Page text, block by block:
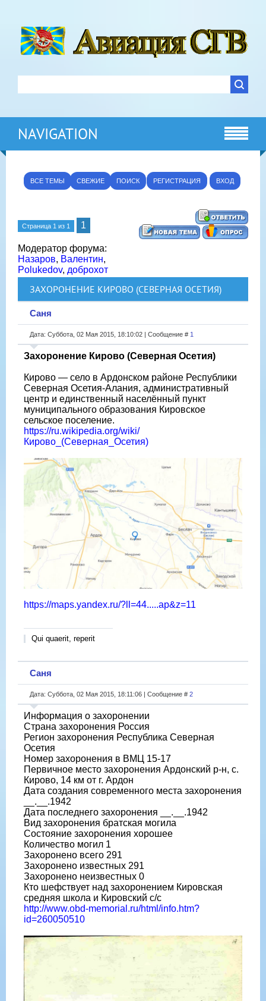
NAVIGATION
ВСЕ ТЕМЫ СВЕЖИЕ ПОИСК РЕГИСТРАЦИЯ ВХОД
Страница 1 из 1 1
Модератор форума:
Назаров, Валентин,
Polukedov, доброхот
ЗАХОРОНЕНИЕ КИРОВО (СЕВЕРНАЯ ОСЕТИЯ)
Саня
Дата: Суббота, 02 Мая 2015, 18:10:02 | Сообщение # 1
Захоронение Кирово (Северная Осетия)
Кирово — село в Ардонском районе Республики
Северная Осетия-Алания, административный
центр и единственный населённый пункт
муниципального образования Кировское
сельское поселение.
https://ru.wikipedia.org/wiki/
Кирово_(Северная_Осетия)
https://maps.yandex.ru/?ll=44.....ap&z=11
Qui quaerit, reperit
Саня
Дата: Суббота, 02 Мая 2015, 18:11:06 | Сообщение # 2
Информация о захоронении
Страна захоронения Россия
Регион захоронения Республика Северная
Осетия
Номер захоронения в ВМЦ 15-17
Первичное место захоронения Ардонский р-н, с.
Кирово, 14 км от г. Ардон
Дата создания современного места захоронения
__.__.1942
Дата последнего захоронения __.__.1942
Вид захоронения братская могила
Состояние захоронения хорошее
Количество могил 1
Захоронено всего 291
Захоронено известных 291
Захоронено неизвестных 0
Кто шефствует над захоронением Кировская
средняя школа и Кировский с/с
http://www.obd-memorial.ru/html/info.htm?
id=260050510